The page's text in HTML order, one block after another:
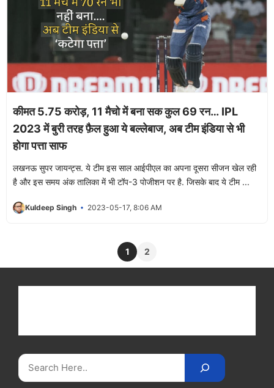
कीमत 5.75 करोड़, 11 मैचो में बना सक कुल 69 रन… IPL
2023 में बुरी तरह फ़ैल हुआ ये बल्लेबाज, अब टीम इंडिया से भी
होगा पत्ता साफ
लखनऊ सुपर जायन्ट्स. ये टीम इस साल आईपीएल का अपना दूसरा सीजन खेल रही
है और इस समय अंक तालिका में भी टॉप-3 पोजीशन पर है. जिसके बाद ये टीम ...
Kuldeep Singh 2023-05-17, 8:06 AM
1 2
Search